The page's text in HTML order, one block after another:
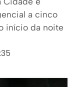
a cinco
início da noite